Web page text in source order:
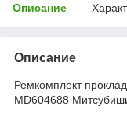
Описание
Описание
Ремкомплект
MD604688